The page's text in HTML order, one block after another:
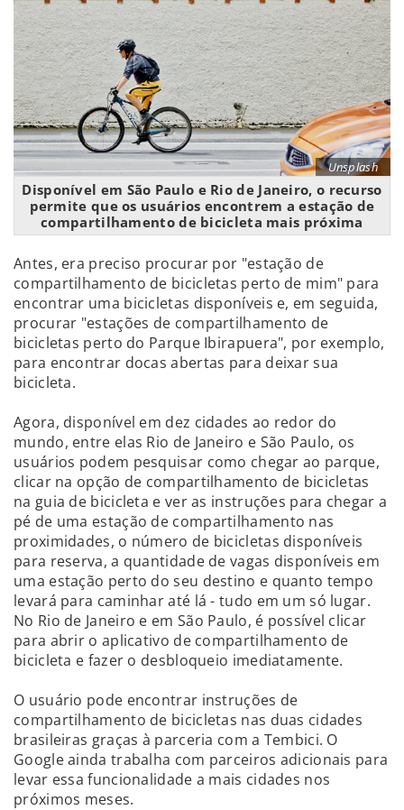
Unsplash
Disponível em São Paulo e Rio de Janeiro, o recurso
permite que os usuários encontrem a estação de
compartilhamento de bicicleta mais próxima
Antes, era preciso procurar por "estação de
compartilhamento de bicicletas perto de mim" para
encontrar uma bicicletas disponíveis e, em seguida,
procurar "estações de compartilhamento de
bicicletas perto do Parque Ibirapuera", por exemplo,
para encontrar docas abertas para deixar sua
bicicleta.
Agora, disponível em dez cidades ao redor do
mundo, entre elas Rio de Janeiro e São Paulo, os
usuários podem pesquisar como chegar ao parque,
clicar na opção de compartilhamento de bicicletas
na guia de bicicleta e ver as instruções para chegar a
pé de uma estação de compartilhamento nas
proximidades, o número de bicicletas disponíveis
para reserva, a quantidade de vagas disponíveis em
uma estação perto do seu destino e quanto tempo
levará para caminhar até lá - tudo em um só lugar.
No Rio de Janeiro e em São Paulo, é possível clicar
para abrir o aplicativo de compartilhamento de
bicicleta e fazer o desbloqueio imediatamente.
O usuário pode encontrar instruções de
compartilhamento de bicicletas nas duas cidades
brasileiras graças à parceria com a Tembici. O
Google ainda trabalha com parceiros adicionais para
levar essa funcionalidade a mais cidades nos
próximos meses.